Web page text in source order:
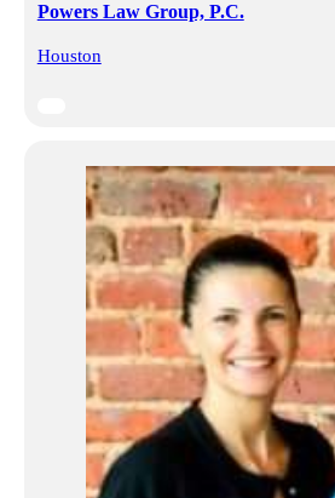
Powers Law Group, P.C.
Houston